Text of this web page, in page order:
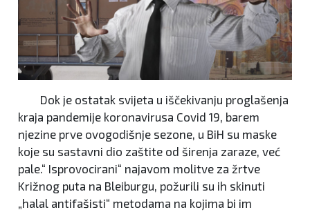
Dok je ostatak svijeta u iščekivanju proglašenja
kraja pandemije koronavirusa Covid 19, barem
njezine prve ovogodišnje sezone, u BiH su maske
koje su sastavni dio zaštite od širenja zaraze, već
pale.“ Isprovocirani“ najavom molitve za žrtve
Križnog puta na Bleiburgu, požurili su ih skinuti
„halal antifašisti“ metodama na kojima bi im